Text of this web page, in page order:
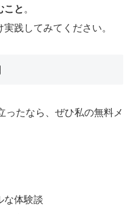
こと 。
践してみてください。
ったなら、ぜひ私の無料メ
な体験談